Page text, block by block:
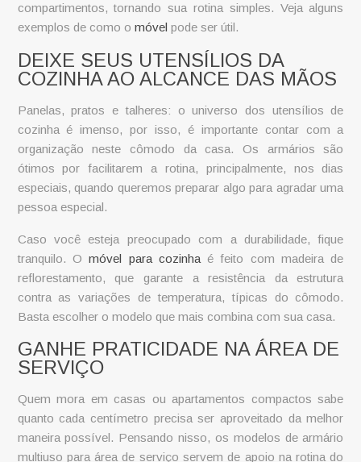
compartimentos, tornando sua rotina simples. Veja alguns
exemplos de como o móvel pode ser útil.
DEIXE SEUS UTENSÍLIOS DA
COZINHA AO ALCANCE DAS MÃOS
Panelas, pratos e talheres: o universo dos utensílios de
cozinha é imenso, por isso, é importante contar com a
organização neste cômodo da casa. Os armários são
ótimos por facilitarem a rotina, principalmente, nos dias
especiais, quando queremos preparar algo para agradar uma
pessoa especial.
Caso você esteja preocupado com a durabilidade, fique
tranquilo. Omóvel para cozinhaé feito com madeira de
reflorestamento, que garante a resistência da estrutura
contra as variações de temperatura, típicas do cômodo.
Basta escolher o modelo que mais combina com sua casa.
GANHE PRATICIDADE NA ÁREA DE
SERVIÇO
Quem mora em casas ou apartamentos compactos sabe
quanto cada centímetro precisa ser aproveitado da melhor
maneira possível. Pensando nisso, os modelos dearmário
multiuso para área de serviço servem de apoio na rotina do